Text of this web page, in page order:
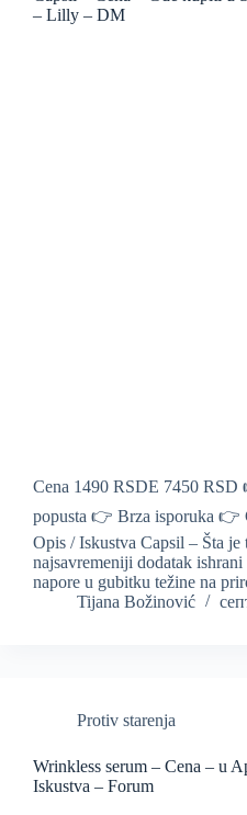
– Lilly – DM
Cena 1490 RSDE 7450 RSD
popusta 👉 Brza isporuka 👉
Opis / Iskustva Capsil – Šta je
najsavremeniji dodatak
napore u gubitku težine na
Tijana Božinović
Protiv starenja
Wrinkless serum – Cena – u
Iskustva – Forum